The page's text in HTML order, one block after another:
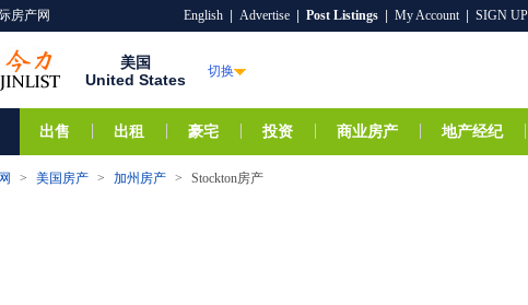
房产网 English Advertise Post Listings My Account SIGN UP
美国
United States
切换
出售 出租 豪宅 投资 商业房产 地产经纪
> 美国房产 > 加州房产 > Stockton房产